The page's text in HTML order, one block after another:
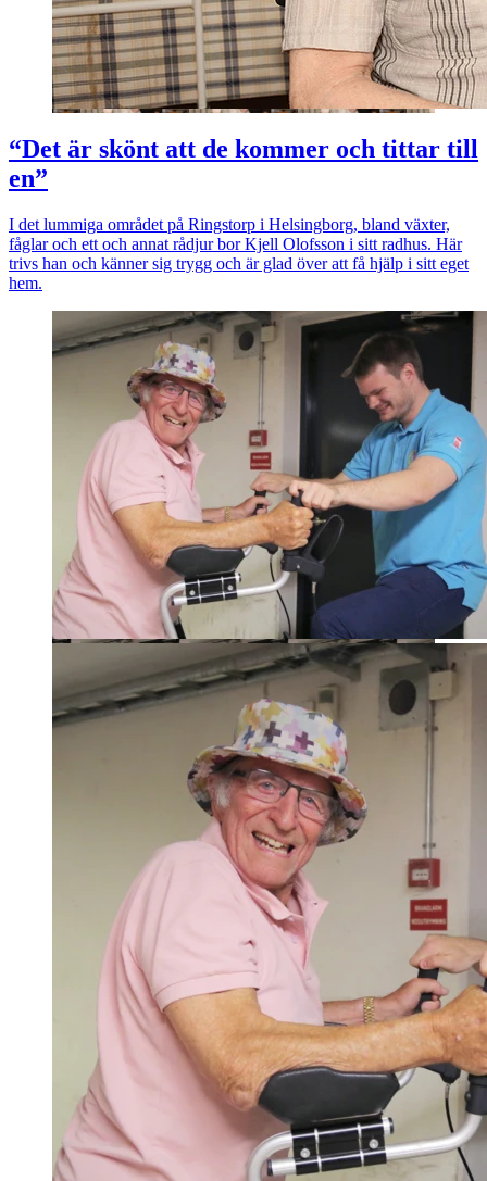
“Det är skönt att de kommer och tittar till
en”
I det lummiga området på Ringstorp i Helsingborg, bland växter,
fåglar och ett och annat rådjur bor Kjell Olofsson i sitt radhus. Här
trivs han och känner sig trygg och är glad över att få hjälp i sitt eget
hem.